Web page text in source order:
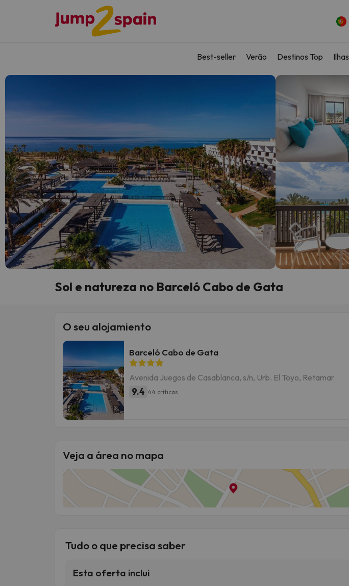
Best-seller Verão Destinos Top Ilhas
Sol e natureza no Barceló Cabo de Gata
O seu alojamiento
Barceló Cabo de Gata
Avenida Juegos de Casablanca, s/n, Urb. El Toyo, Retamar
9.4 44 críticas
Veja a área no mapa
Tudo o que precisa saber
Esta oferta inclui